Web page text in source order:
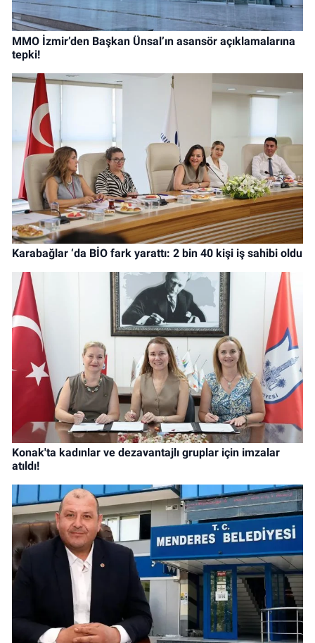
MMO İzmir’den Başkan Ünsal’ın asansör açıklamalarına
tepki!
Karabağlar ‘da BİO fark yarattı: 2 bin 40 kişi iş sahibi oldu
Konak'ta kadınlar ve dezavantajlı gruplar için imzalar
atıldı!